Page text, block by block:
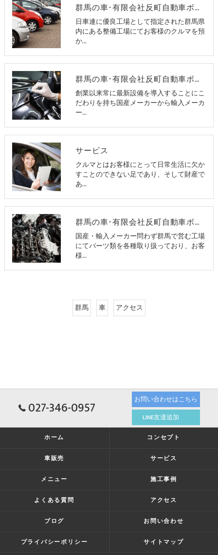
群馬の車･有限会社反町自動車ボデーの評判
日車連に優良工場として指定された群馬県
内にある整備工場にてお客様のクルマを預
か…
群馬の車･有限会社反町自動車ボデーの口コミ情報
創業以来常に最新設備を導入することにこ
だわりを持ち国産メーカーから輸入メーカ
ー…
サービス
クルマとはお客様にとって日常生活に欠か
すことのできない足であり、そして財産で
あ…
群馬の車･有限会社反町自動車ボデーのお客様の声
国産・輸入メーカー問わず群馬で営む工場
にてパーツ類を各種取り扱っており、お客
様…
群馬 車 アクセス
027-346-0957
お問い合わせはこちら
LINE友達追加
ホーム コンセプト
車販売 サービス
メニュー 施工事例
よくある質問 アクセス
ブログ お問い合わせ
プライバシーポリシー サイトマップ